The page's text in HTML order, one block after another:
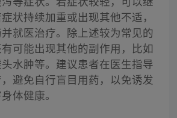
状持续加重或出现其他不适，
就医治疗。除上述较为常见的
可能出现其他的副作用，比如
水肿等。建议患者在医生指导
避免自行盲目用药，以免诱发
体健康。